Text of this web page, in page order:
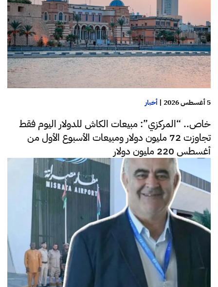
5 أغسطس 2026 | أخبار
خاص.. “المركزي”: مبيعات الكاش للدولار اليوم فقط
تجاوزت 72 مليون دولار ومبيعات الأسبوع الأول من
أغسطس 220 مليون دولار